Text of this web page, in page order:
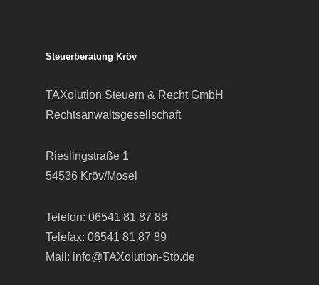
Steuerberatung Kröv
TAXolution Steuern & Recht GmbH
Rechtsanwaltsgesellschaft
Rieslingstraße 1
54536 Kröv/Mosel
Telefon: 06541 81 87 88
Telefax: 06541 81 87 89
Mail: info@TAXolution-Stb.de